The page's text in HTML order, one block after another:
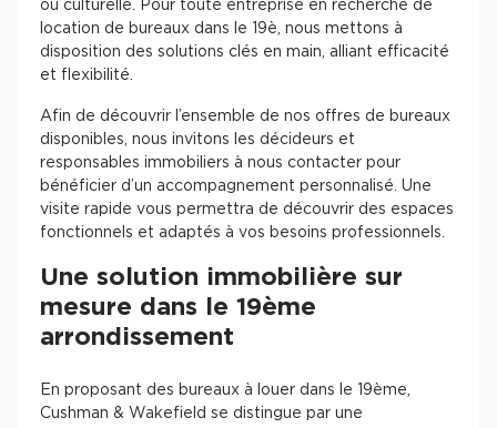
ou culturelle. Pour toute entreprise en recherche de
location de bureaux dans le 19è, nous mettons à
disposition des solutions clés en main, alliant efficacité
et flexibilité.
Afin de découvrir l’ensemble de nos offres de bureaux
disponibles, nous invitons les décideurs et
responsables immobiliers à nous contacter pour
bénéficier d’un accompagnement personnalisé. Une
visite rapide vous permettra de découvrir des espaces
fonctionnels et adaptés à vos besoins professionnels.
Une solution immobilière sur
mesure dans le 19ème
arrondissement
En proposant des bureaux à louer dans le 19ème,
Cushman & Wakefield se distingue par une